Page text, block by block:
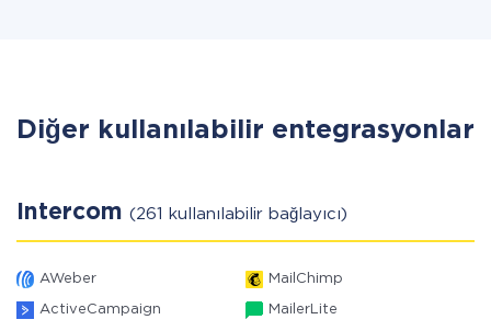
Diğer kullanılabilir entegrasyonlar
Intercom (261 kullanılabilir bağlayıcı)
AWeber MailChimp
ActiveCampaign MailerLite